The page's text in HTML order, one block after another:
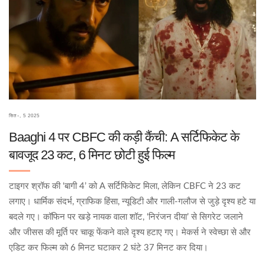
सित॰, 5 2025
Baaghi 4 पर CBFC की कड़ी कैंची: A सर्टिफिकेट के
बावजूद 23 कट, 6 मिनट छोटी हुई फिल्म
टाइगर श्रॉफ की ‘बागी 4’ को A सर्टिफिकेट मिला, लेकिन CBFC ने 23 कट
लगाए। धार्मिक संदर्भ, ग्राफिक हिंसा, न्यूडिटी और गाली-गलौज से जुड़े दृश्य हटे या
बदले गए। कॉफिन पर खड़े नायक वाला शॉट, ‘निरंजन दीया’ से सिगरेट जलाने
और जीसस की मूर्ति पर चाकू फेंकने वाले दृश्य हटाए गए। मेकर्स ने स्वेच्छा से और
एडिट कर फिल्म को 6 मिनट घटाकर 2 घंटे 37 मिनट कर दिया।